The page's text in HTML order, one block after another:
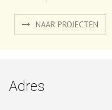
NAAR PROJECTEN
Adres